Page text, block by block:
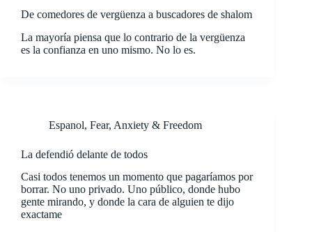
De comedores de vergüenza a buscadores de shalom
La mayoría piensa que lo contrario de la vergüenza
es la confianza en uno mismo. No lo es.
Espanol, Fear, Anxiety & Freedom
La defendió delante de todos
Casi todos tenemos un momento que pagaríamos por
borrar. No uno privado. Uno público, donde hubo
gente mirando, y donde la cara de alguien te dijo
exactame